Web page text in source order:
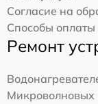
Согласие на
Способы оплаты
Ремонт
Микроволновых